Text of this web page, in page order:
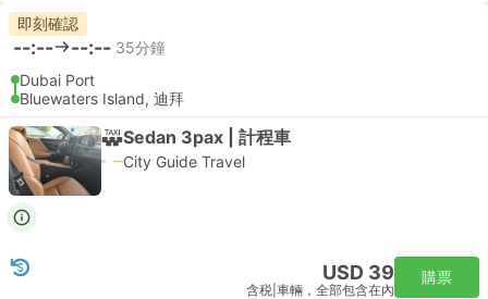
即刻確認
--:-- --:-- 35分鐘
Dubai Port
Bluewaters Island, 迪拜
Sedan 3pax | 計程車
City Guide Travel
USD 39
含税 車輛，全部包含在內
購票